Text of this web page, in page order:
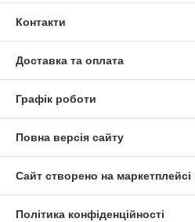
Контакти
Доставка та оплата
Графік роботи
Повна версія сайту
Сайт створено на маркетплейсі
Політика конфіденційності